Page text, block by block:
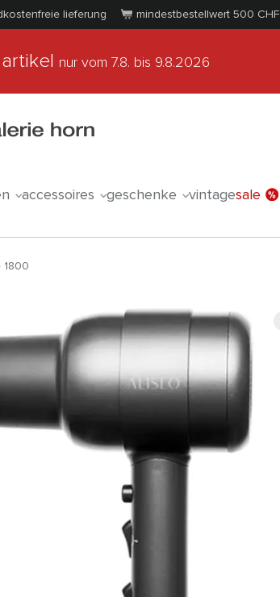
lieferung mindestbestellwert 500 CHF
nur vom 7.8. bis 9.8.2026
accessoires geschenke vintagesale
1800